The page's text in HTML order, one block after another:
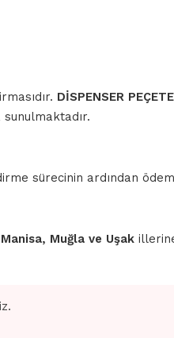
DİSPENSER
sürecinin ardından
Muğla ve Uşak